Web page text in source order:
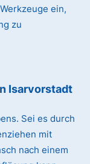
ein,
zu
Isarvorstadt
Sei es durch
mit
nach einem